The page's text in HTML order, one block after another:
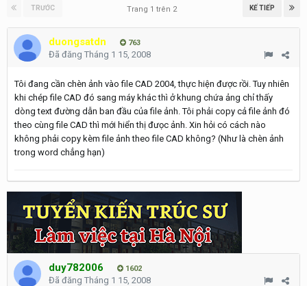
TRƯỚC KẾ TIẾP
Trang 1 trên 2
duongsatdn 763
Đã đăng Tháng 1 15, 2008
Tôi đang cần chèn ảnh vào file CAD 2004, thực hiện được rồi. Tuy nhiên
khi chép file CAD đó sang máy khác thì ở khung chứa ảng chỉ thấy
dòng text đường dẫn ban đầu của file ảnh. Tôi phải copy cả file ảnh đó
theo cùng file CAD thì mới hiển thị đưọc ảnh. Xin hỏi có cách nào
không phải copy kèm file ảnh theo file CAD không? (Như là chèn ảnh
trong word chẳng hạn)
duy782006 1602
Đã đăng Tháng 1 15, 2008